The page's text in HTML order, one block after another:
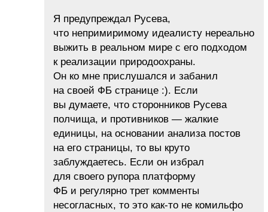
Я предупреждал Русева,
что непримиримому идеалисту нереально
выжить в реальном мире с его подходом
к реализации природоохраны.
Он ко мне прислушался и забанил
на своей ФБ странице :). Если
вы думаете, что сторонников Русева
полчища, и противников — жалкие
единицы, на основании анализа постов
на его страницы, то вы круто
заблуждаетесь. Если он избрал
для своего рупора платформу
ФБ и регулярно трет комменты
несогласных, то это как-то не комильфо